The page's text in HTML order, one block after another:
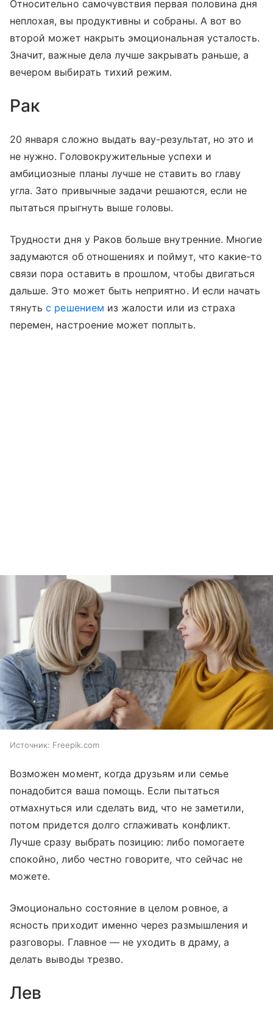
Относительно самочувствия первая половина дня
неплохая, вы продуктивны и собраны. А вот во
второй может накрыть эмоциональная усталость.
Значит, важные дела лучше закрывать раньше, а
вечером выбирать тихий режим.
Рак
20 января сложно выдать вау-результат, но это и
не нужно. Головокружительные успехи и
амбициозные планы лучше не ставить во главу
угла. Зато привычные задачи решаются, если не
пытаться прыгнуть выше головы.
Трудности дня у Раков больше внутренние. Многие
задумаются об отношениях и поймут, что какие-то
связи пора оставить в прошлом, чтобы двигаться
дальше. Это может быть неприятно. И если начать
тянутьс решением из жалости или из страха
перемен, настроение может поплыть.
Источник: Freepik.com
Возможен момент, когда друзьям или семье
понадобится ваша помощь. Если пытаться
отмахнуться или сделать вид, что не заметили,
потом придется долго сглаживать конфликт.
Лучше сразу выбрать позицию: либо помогаете
спокойно, либо честно говорите, что сейчас не
можете.
Эмоционально состояние в целом ровное, а
ясность приходит именно через размышления и
разговоры. Главное — не уходить в драму, а
делать выводы трезво.
Лев